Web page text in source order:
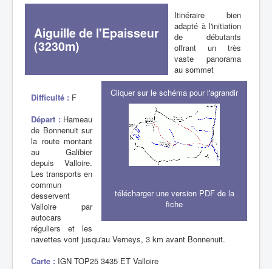
RANDONNÉE SPORTIVE
Aiguille de l'Epaisseur
(3230m)
Itinéraire bien
adapté à l'initiation
de débutants
offrant un très
vaste panorama
au sommet
Cliquer sur le schéma pour l'agrandir
télécharger une version PDF de la
fiche
Difficulté : F
Départ : Hameau
de Bonnenuit sur
la route montant
au Galibier
depuis Valloire.
Les transports en
commun
desservent
Valloire par
autocars
réguliers et les
navettes vont jusqu'au Verneys, 3 km avant Bonnenuit.
Carte : IGN TOP25 3435 ET Valloire